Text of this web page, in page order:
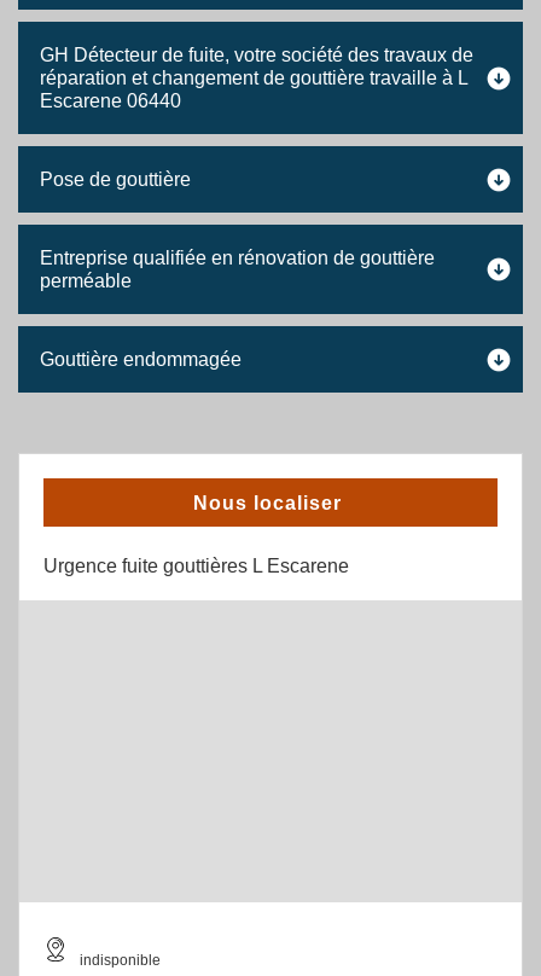
GH Détecteur de fuite, votre société des travaux de
réparation et changement de gouttière travaille à L
Escarene 06440
Pose de gouttière
Entreprise qualifiée en rénovation de gouttière
perméable
Gouttière endommagée
Nous localiser
Urgence fuite gouttières L Escarene
indisponible